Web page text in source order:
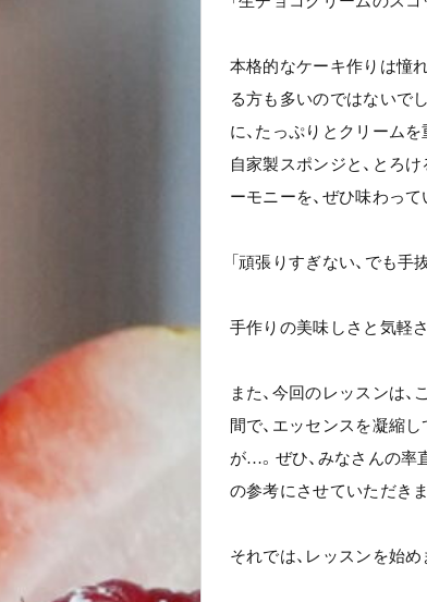
本格的なケーキ作りは憧れ
る方も多いのではないで
に、たっぷりとクリーム
自家製スポンジと、とろ
ーモニーを、ぜひ味わって
「頑張りすぎない、でも手
手作りの美味しさと気軽
また、今回のレッスンは
間で、エッセンスを凝縮
が…。ぜひ、みなさんの率
の参考にさせていただきま
それでは、レッスンを始め